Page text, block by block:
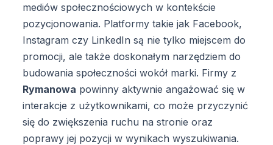
mediów społecznościowych w kontekście
pozycjonowania. Platformy takie jak Facebook,
Instagram czy LinkedIn są nie tylko miejscem do
promocji, ale także doskonałym narzędziem do
budowania społeczności wokół marki. Firmy z
Rymanowa powinny aktywnie angażować się w
interakcje z użytkownikami, co może przyczynić
się do zwiększenia ruchu na stronie oraz
poprawy jej pozycji w wynikach wyszukiwania.